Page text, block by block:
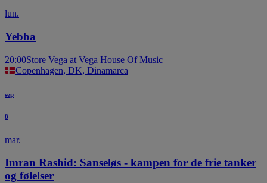
lun.
Yebba
20:00Store Vega at Vega House Of Music
Copenhagen, DK, Dinamarca
sep
8
mar.
Imran Rashid: Sanseløs - kampen for de frie tanker
og følelser